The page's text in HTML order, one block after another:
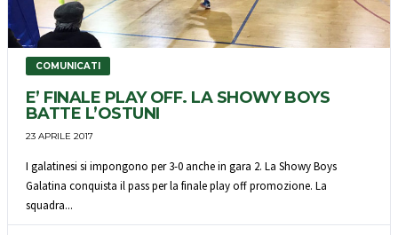
COMUNICATI
E’ FINALE PLAY OFF. LA SHOWY BOYS
BATTE L’OSTUNI
23 APRILE 2017
I galatinesi si impongono per 3-0 anche in gara 2. La Showy Boys
Galatina conquista il pass per la finale play off promozione. La
squadra...